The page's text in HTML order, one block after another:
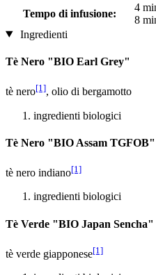
Tempo di infusione:
4
8
Ingredienti
Tè Nero "BIO Earl Grey"
tè nero[1], olio di bergamotto
ingredienti biologici
Tè Nero "BIO Assam TGFOB"
tè nero indiano[1]
ingredienti biologici
Tè Verde "BIO Japan Sencha"
tè verde giapponese[1]